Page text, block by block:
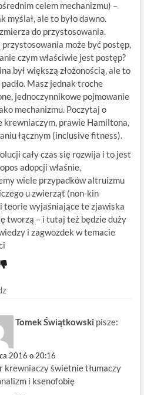
celem mechanizmu) –
myślał, ale to było dawno.
do przystosowania.
przystosowania może być postęp,
czym właściwie jest postęp?
był większą złożonością, ale to
padło. Masz jednak troche
jednoczynnikowe pojmowanie
mechanizmu. Poczytaj o
krewniaczym, prawie Hamiltona,
łącznym (inclusive fitness).
cały czas się rozwija i to jest
adopcji właśnie,
wiele przypadków altruizmu
u zwierząt (non-kin
teorie wyjaśniające te zjawiska
tworzą – i tutaj też będzie duży
i zagwozdek w temacie
Tomek Świątkowski pisze:
2016 o 20:16
krewniaczy świetnie tłumaczy
i ksenofobię